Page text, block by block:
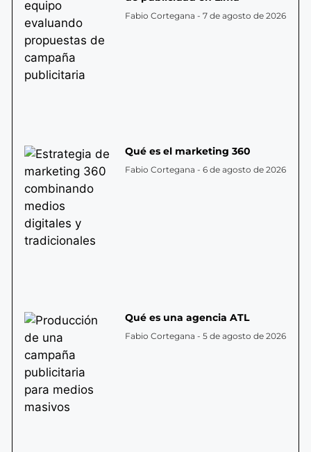
Fabio Cortegana 7 de agosto de 2026
Qué es el marketing 360
Fabio Cortegana 6 de agosto de 2026
Qué es una agencia ATL
Fabio Cortegana 5 de agosto de 2026